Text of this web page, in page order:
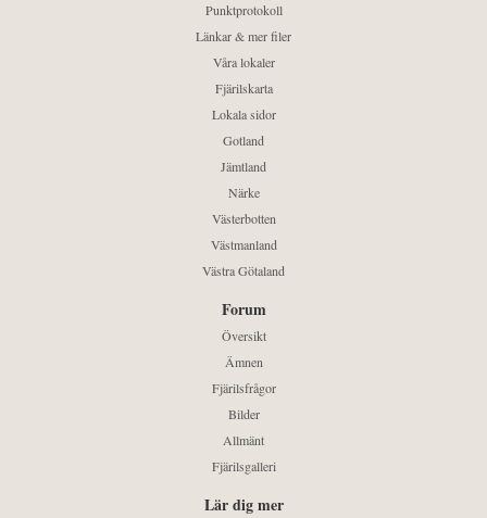
Punktprotokoll
Länkar & mer filer
Våra lokaler
Fjärilskarta
Lokala sidor
Gotland
Jämtland
Närke
Västerbotten
Västmanland
Västra Götaland
Forum
Översikt
Ämnen
Fjärilsfrågor
Bilder
Allmänt
Fjärilsgalleri
Lär dig mer